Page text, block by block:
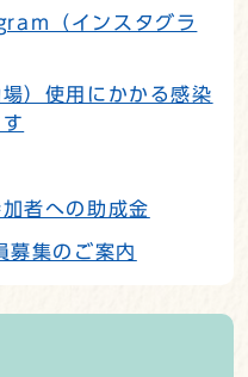
（インスタグラ
）使用にかかる感染
者への助成金
募集のご案内